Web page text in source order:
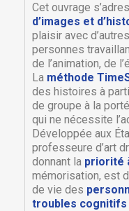
Cet ouvrage
d’images et
plaisir avec
personnes
de l’animation, de
La méthode
des histoires à
de groupe à la
qui ne nécessite
Développée aux
professeure d’art
donnant la priorité
mémorisation, est
de vie des
troubles cognitifs